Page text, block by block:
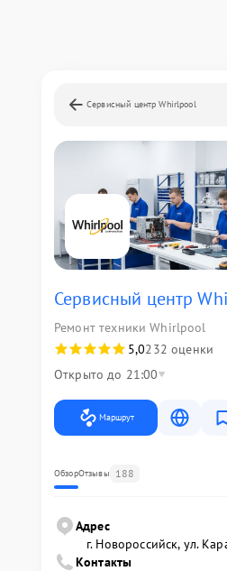
Сервисный центр Whirlpool
Сервисный центр
Ремонт техники Whirlpool
5,0232 оценки
Открыто до 21:00
Маршрут
ОбзорОтзывы 188
Адрес
г. Новороссийск, ул.
Контакты